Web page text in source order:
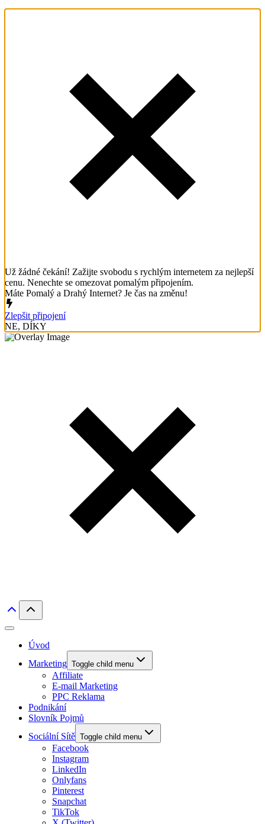
Už žádné čekání! Zažijte svobodu s rychlým internetem za nejlepší
cenu. Nenechte se omezovat pomalým připojením.
Máte Pomalý a Drahý Internet? Je čas na změnu!
Zlepšit připojení
NE, DÍKY
Úvod
Marketing Toggle child menu
Affiliate
E-mail Marketing
PPC Reklama
Podnikání
Slovník Pojmů
Sociální Sítě Toggle child menu
Facebook
Instagram
LinkedIn
Onlyfans
Pinterest
Snapchat
TikTok